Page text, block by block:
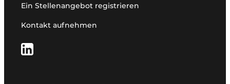
Ein Stellenangebot registrieren
Kontakt aufnehmen